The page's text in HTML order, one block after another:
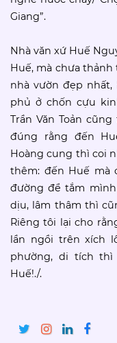
Giang”.
Nhà văn xứ Huế
Huế, mà chưa
nhà vườn đẹp
phủ ở chốn cựu
Trần Văn Toản
đúng rằng đến
Hoàng cung thì coi
thêm: đến Huế mà
đường để tắm
dịu, lâm thâm thì
Riêng tôi lại cho
lần ngồi trên xích
phường, di tích
Huế!./.